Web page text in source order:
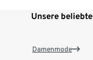
Unsere
Damenmode